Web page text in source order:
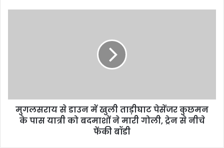
मुगलसराय से डाउन में खुली ताड़ीघाट पेसेंजर कुछमन
के पास यात्री को बदमाशों ने मारी गोली, ट्रेन से नीचे
फेंकी बॉडी